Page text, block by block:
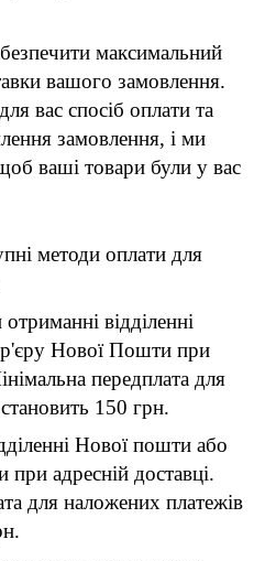
максимальний
вашого замовлення.
вас спосіб оплати та
замовлення, і ми
ваші товари були у вас
методи оплати для
відділенні
Нової Пошти при
передплата для
150 грн.
Нової пошти або
адресній доставці.
для наложених платежів